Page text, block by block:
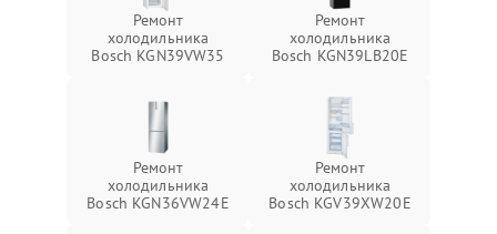
Ремонт
холодильника
Bosch KGN39VW35
Ремонт
холодильника
Bosch KGN39LB20E
Ремонт
холодильника
Bosch KGN36VW24E
Ремонт
холодильника
Bosch KGV39XW20E